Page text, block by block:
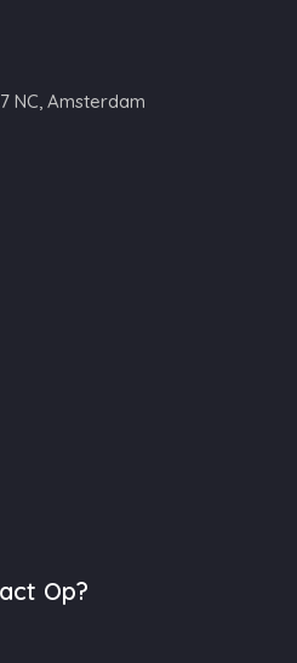
NC, Amsterdam
Op?